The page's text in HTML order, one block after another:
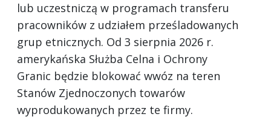
lub uczestniczą w programach transferu
pracowników z udziałem prześladowanych
grup etnicznych. Od 3 sierpnia 2026 r.
amerykańska Służba Celna i Ochrony
Granic będzie blokować wwóz na teren
Stanów Zjednoczonych towarów
wyprodukowanych przez te firmy.